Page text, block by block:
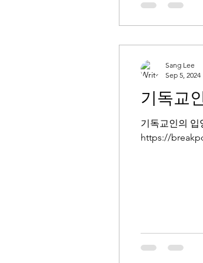
기독교
기독교인의 입
https://
Sang Lee
Sep 5, 2024